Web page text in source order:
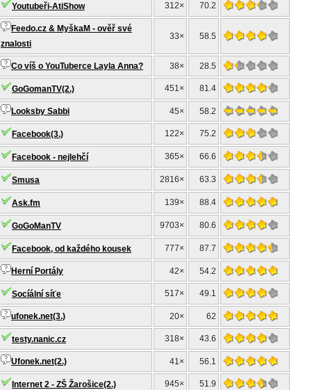
Youtubeři-AtiShow 312× 70.2
Feedo.cz & MyškaM - ověř své
znalosti
33× 58.5
Co víš o YouTuberce Layla Anna? 38× 28.5
GoGomanTV(2.) 451× 81.4
Looksby Sabbi 45× 58.2
Facebook(3.) 122× 75.2
Facebook - nejlehčí 365× 66.6
Smusa 2816× 63.3
Ask.fm 139× 88.4
GoGoManTV 9703× 80.6
Facebook, od každého kousek 777× 87.7
Herní Portály 42× 54.2
Socíální síťe 517× 49.1
ufonek.net(3.) 20× 62
testy.nanic.cz 318× 43.6
Ufonek.net(2.) 41× 56.1
Internet 2 - ZŠ Žarošice(2.) 945× 51.9